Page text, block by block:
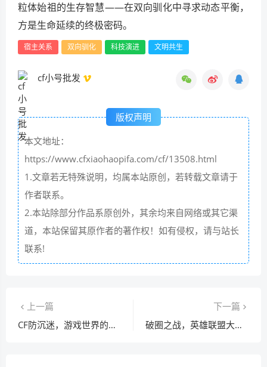
粒体始祖的生存智慧——在双向驯化中寻求动态平衡，
方是生命延续的终极密码。
宿主关系 双向驯化 科技演进 文明共生
cf小号批发
版权声明
本文地址：
https://www.cfxiaohaopifa.com/cf/13508.html
1.文章若无特殊说明，均属本站原创，若转载文章请于
作者联系。
2.本站除部分作品系原创外，其余均来自网络或其它渠
道，本站保留其原作者的著作权！如有侵权，请与站长
联系!
上一篇
CF防沉迷，游戏世界的保护罩还是紧箍咒？
下一篇
破圈之战，英雄联盟大电影的叙事困境与破局之道